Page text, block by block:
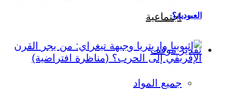
اجتماعية
تقدير موقف
جميع المواد
العبودية؟